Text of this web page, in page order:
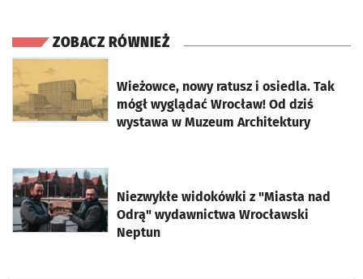
ZOBACZ RÓWNIEŻ
Wieżowce, nowy ratusz i osiedla. Tak
mógł wyglądać Wrocław! Od dziś
wystawa w Muzeum Architektury
otworzy się w nowej karcie
Niezwykłe widokówki z "Miasta nad
Odrą" wydawnictwa Wrocławski
Neptun
otworzy się w nowej karcie